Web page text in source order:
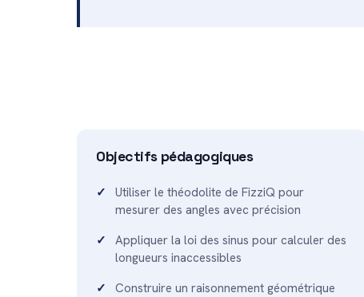
Objectifs pédagogiques
Utiliser le théodolite de FizziQ pour
mesurer des angles avec précision
Appliquer la loi des sinus pour calculer des
longueurs inaccessibles
Construire un raisonnement géométrique